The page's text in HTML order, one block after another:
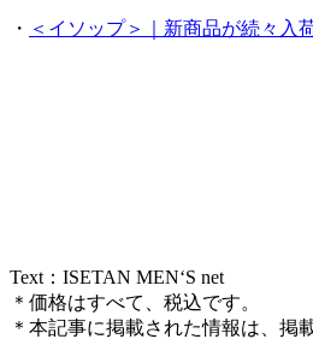
・ ＜イソップ＞｜新商品が続々入
Text：ISETAN MEN‘S net
＊価格はすべて、税込です。
＊本記事に掲載された情報は、掲